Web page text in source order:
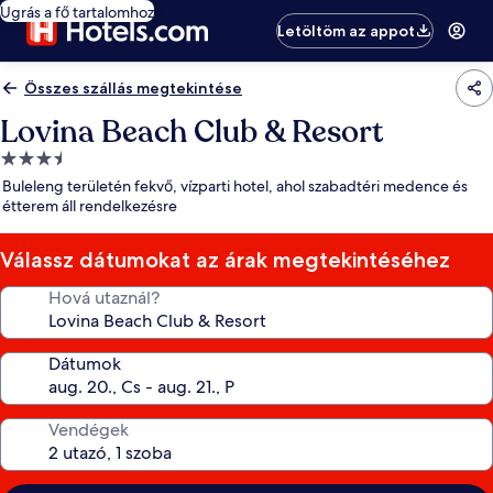
Ugrás a fő tartalomhoz
Letöltöm az appot
Összes szállás megtekintése
Lovina Beach Club & Resort
3.5
csillagos
szálláshely
Buleleng területén fekvő, vízparti hotel, ahol szabadtéri medence és
étterem áll rendelkezésre
Válassz dátumokat az árak megtekintéséhez
Hová utaznál?
Dátumok
Vendégek